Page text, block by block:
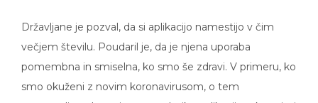
večjem številu. Poudaril je, da je njena uporaba
pomembna in smiselna, ko smo še zdravi. V primeru, ko
smo okuženi z novim koronavirusom, o tem